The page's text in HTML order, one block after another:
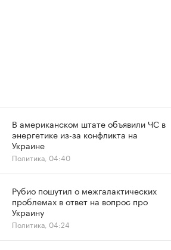
В американском штате объявили ЧС в
энергетике из-за конфликта на
Украине
Политика, 04:40
Рубио пошутил о межгалактических
проблемах в ответ на вопрос про
Украину
Политика, 04:24